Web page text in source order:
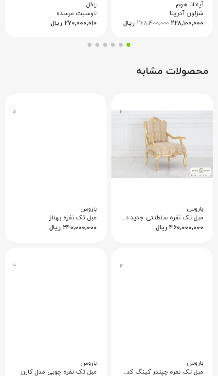
آپادانا هوم
شزلون آدرینا
۲۶۸,۴۰۰,۰۰۰ ۲۲۸,۱۰۰,۰۰۰ ریال
رافل
لاوسیت مرسده
۲۷۰,۰۰۰,۰۱۰ ریال
محصولات مشابه
۲
باروس
مبل تک نفره سلطنتی جدید دریتا
۴۶۰,۰۰۰,۰۰۰ ریال
۵
باروس
مبل تک نفره بهناز
۲۴۰,۰۰۰,۰۰۰ ریال
۳
باروس
مبل تک نفره چپندر کینگ کد ۳
۴
باروس
مبل تک نفره چوبی مدل کارن